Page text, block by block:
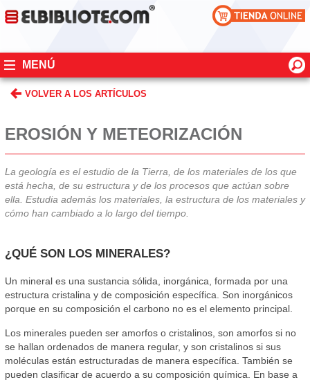
MENÚ
VOLVER A LOS ARTÍCULOS
EROSIÓN Y METEORIZACIÓN
La geología es el estudio de la Tierra, de los materiales de los que
está hecha, de su estructura y de los procesos que actúan sobre
ella. Estudia además los materiales, la estructura de los materiales y
cómo han cambiado a lo largo del tiempo.
¿QUÉ SON LOS MINERALES?
Un mineral es una sustancia sólida, inorgánica, formada por una
estructura cristalina y de composición específica. Son inorgánicos
porque en su composición el carbono no es el elemento principal.
Los minerales pueden ser amorfos o cristalinos, son amorfos si no
se hallan ordenados de manera regular, y son cristalinos si sus
moléculas están estructuradas de manera específica. También se
pueden clasificar de acuerdo a su composición química. En base a